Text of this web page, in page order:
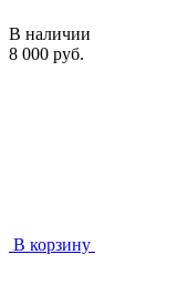
В наличии
8 000 руб.
В корзину